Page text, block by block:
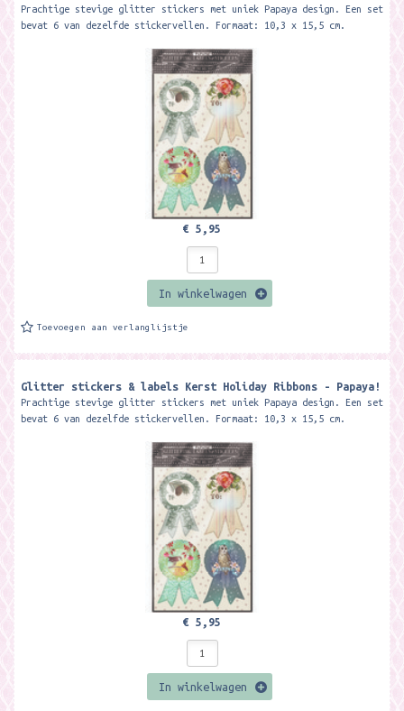
Prachtige stevige glitter stickers met uniek Papaya design. Een set
bevat 6 van dezelfde stickervellen. Formaat: 10,3 x 15,5 cm.
€ 5,95
In winkelwagen
Toevoegen aan verlanglijstje
Glitter stickers & labels Kerst Holiday Ribbons - Papaya!
Prachtige stevige glitter stickers met uniek Papaya design. Een set
bevat 6 van dezelfde stickervellen. Formaat: 10,3 x 15,5 cm.
€ 5,95
In winkelwagen